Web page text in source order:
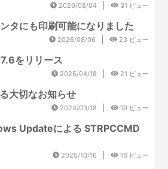
2026/08/04 31 ビュー
タにも印刷可能になりました
2026/08/06 23 ビュー
をリリース
2025/04/18 21 ビュー
大切なお知らせ
2024/03/18 19 ビュー
Updateによる STRPCCMD
2025/10/16 16 ビュー